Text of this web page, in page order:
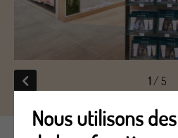
1 / 5
Nous utilisons